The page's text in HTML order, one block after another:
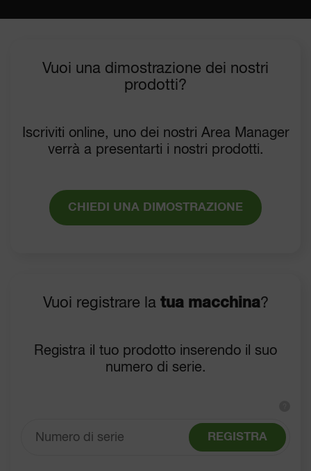
Vuoi una dimostrazione dei nostri
prodotti?
Iscriviti online, uno dei nostri Area Manager
verrà a presentarti i nostri prodotti.
CHIEDI UNA DIMOSTRAZIONE
Vuoi registrare la tua macchina?
Registra il tuo prodotto inserendo il suo
numero di serie.
REGISTRA